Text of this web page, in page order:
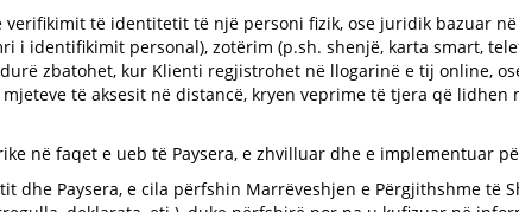
verifikimit të identitetit të një personi fizik, ose juridik bazuar
i identifikimit personal), zotërim (p.sh. shenjë, karta smart,
zbatohet, kur Klienti regjistrohet në llogarinë e tij online,
të aksesit në distancë, kryen veprime të tjera që lidhen
në faqet e ueb të Paysera, e zhvilluar dhe e implementuar
dhe Paysera, e cila përfshin Marrëveshjen e Përgjithshme të